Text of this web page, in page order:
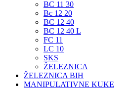
BC 11 30
Bc 12 20
BC 12 40
BC 12 40 L
FC 11
LC 10
SKS
ŽELEZNICA
ŽELEZNICA BIH
MANIPULATIVNE KUKE